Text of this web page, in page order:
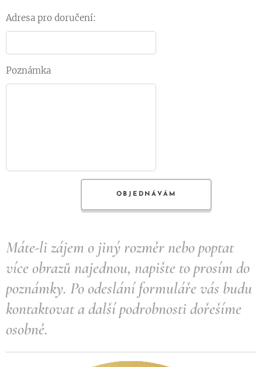
Adresa pro doručení:
Poznámka
OBJEDNÁVÁM
Máte-li zájem o jiný rozměr nebo poptat
více obrazů najednou, napište to prosím do
poznámky. Po odeslání formuláře vás budu
kontaktovat a další podrobnosti dořešíme
osobně.